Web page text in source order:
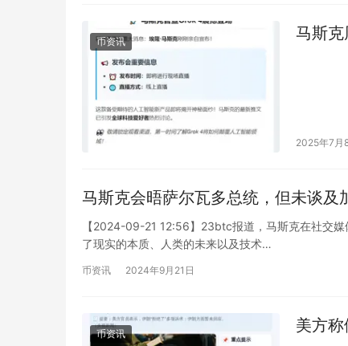
币资讯 马斯
2025年7月
马斯克会晤萨尔瓦多总统，但未谈及
【2024-09-21 12:56】23btc报道，马斯克在社交
了现实的本质、人类的未来以及技术…
币资讯 2024年9月21日
币资讯 美方